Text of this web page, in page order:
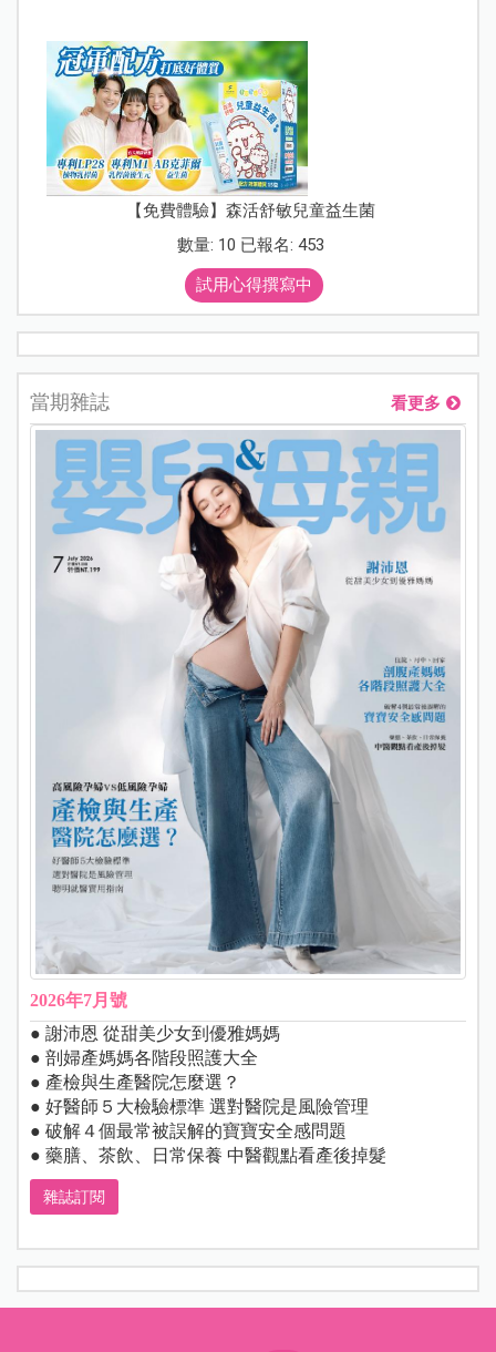
【免費體驗】森活舒敏兒童益生菌
數量: 10 已報名: 453
試用心得撰寫中
當期雜誌 看更多
2026年7月號
● 謝沛恩 從甜美少女到優雅媽媽
● 剖婦產媽媽各階段照護大全
● 產檢與生產醫院怎麼選？
● 好醫師５大檢驗標準 選對醫院是風險管理
● 破解４個最常被誤解的寶寶安全感問題
● 藥膳、茶飲、日常保養 中醫觀點看產後掉髮
雜誌訂閱